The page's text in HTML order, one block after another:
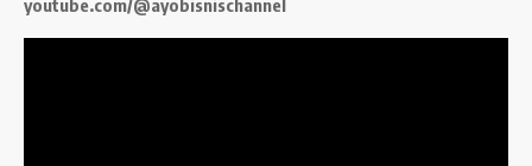
youtube.com/@ayobisnischannel